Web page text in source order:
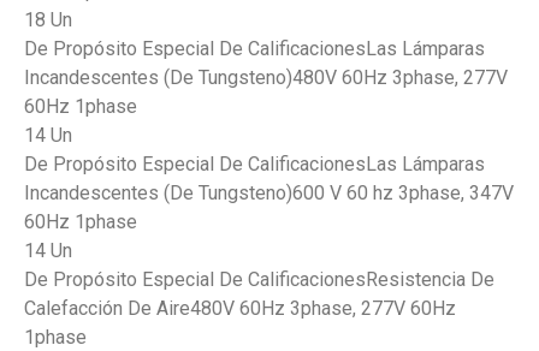
18 Un
De Propósito Especial De CalificacionesLas Lámparas
Incandescentes (De Tungsteno)480V 60Hz 3phase, 277V
60Hz 1phase
14 Un
De Propósito Especial De CalificacionesLas Lámparas
Incandescentes (De Tungsteno)600 V 60 hz 3phase, 347V
60Hz 1phase
14 Un
De Propósito Especial De CalificacionesResistencia De
Calefacción De Aire480V 60Hz 3phase, 277V 60Hz
1phase